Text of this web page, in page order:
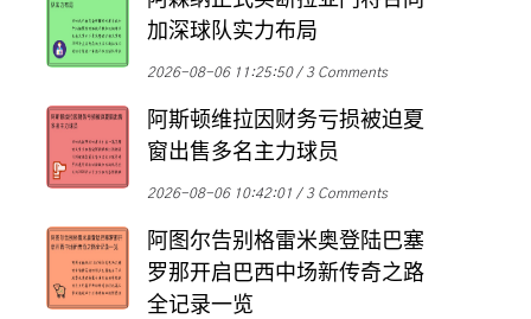
加深球队实力布局
2026-08-06 11:25:50 3 Comments
阿斯顿维拉因财务亏损被迫夏
窗出售多名主力球员
2026-08-06 10:42:01 3 Comments
阿图尔告别格雷米奥登陆巴塞
罗那开启巴西中场新传奇之路
全记录一览